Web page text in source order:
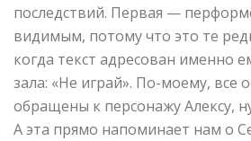
последствий. Первая —
видимым, потому что это те
когда текст адресован именно
зала: «Не играй». По-моему, все
обращены к персонажу Алексу,
А эта прямо напоминает нам о